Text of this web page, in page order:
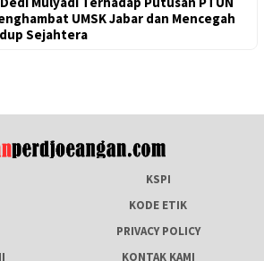
UMSK Jabar dan Mencegah
Sejahtera
KSPI
KODE ETIK
PRIVACY POLICY
KONTAK KAMI